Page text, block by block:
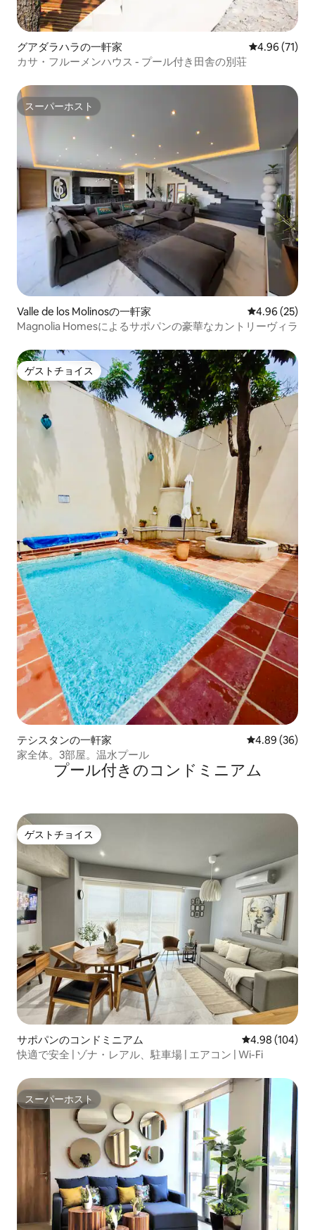
グアダラハラの一軒家 レビュー71
4.96 (71)
カサ・フルーメンハウス - プール付き田舎の別荘
スーパーホスト
スーパーホスト
Valle de los Molinosの一軒家 レビュー25
4.96 (25)
Magnolia Homesによるサポパンの豪華なカントリーヴィラ
ゲストチョイス
ゲストチョイス
テシスタンの一軒家 レビュー36
4.89 (36)
家全体。3部屋。温水プール
プール付きのコンドミニアム
ゲストチョイス
ゲストチョイス
サポパンのコンドミニアム レビュー104
4.98 (104)
快適で安全 | ゾナ・レアル、駐車場 | エアコン | Wi-Fi
スーパーホスト
スーパーホスト